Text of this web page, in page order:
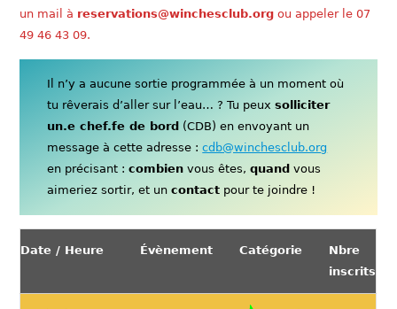
un mail à reservations@winchesclub.org ou appeler le 07
49 46 43 09.
Il n’y a aucune sortie programmée à un moment où
tu rêverais d’aller sur l’eau… ? Tu peuxsolliciter
un.e chef.fe de bord (CDB) en envoyant un
message à cette adresse :cdb@winchesclub.org
en précisant :combien vous êtes,quand vous
aimeriez sortir, et uncontact pour te joindre !
Date / Heure Évènement Catégorie
Nbre
inscrits